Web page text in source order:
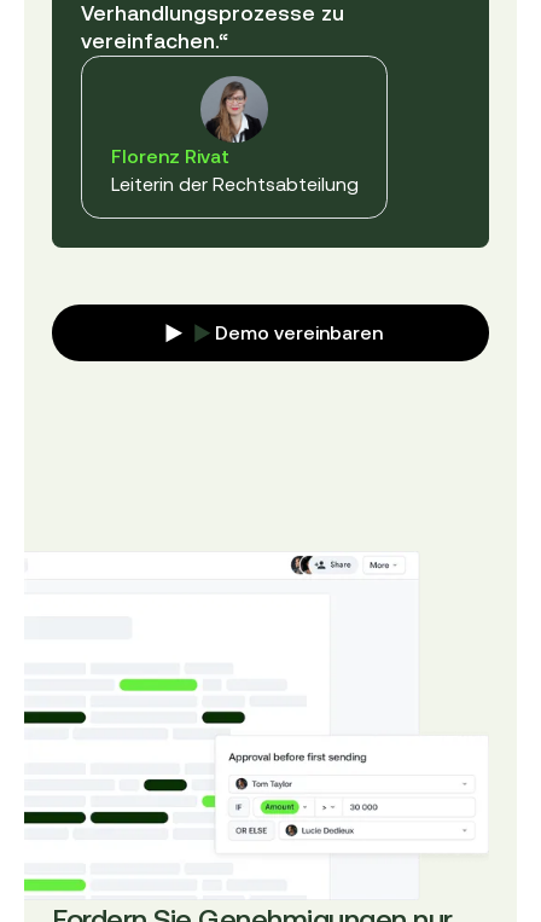
Verhandlungsprozesse zu
vereinfachen.“
Florenz Rivat
Leiterin der Rechtsabteilung
Demo vereinbaren